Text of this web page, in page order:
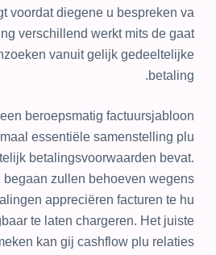
voordat diegene u bespreken va
verschillend werkt mits de gaat
vanuit gelijk gedeeltelijke
betaling.
beroepsmatig factuursjabloon
essentiële samenstelling plu
betalingsvoorwaarden bevat.
begaan zullen behoeven wegens
appreciëren facturen te hu
te laten chargeren. Het juiste
kan gij cashflow plu relaties